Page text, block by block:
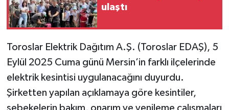
ulaştı
Toroslar Elektrik Dağıtım A.Ş. (Toroslar EDAŞ), 5
Eylül 2025 Cuma günü Mersin’in farklı ilçelerinde
elektrik kesintisi uygulanacağını duyurdu.
Şirketten yapılan açıklamaya göre kesintiler,
şebekelerin bakım, onarım ve yenileme çalışmaları